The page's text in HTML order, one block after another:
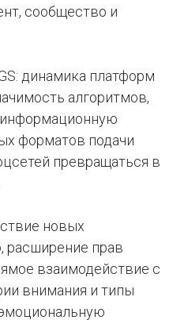
сообщество и
динамика платформ
алгоритмов,
форматов подачи
превращаться в
новых
расширение прав
взаимодействие с
внимания и типы